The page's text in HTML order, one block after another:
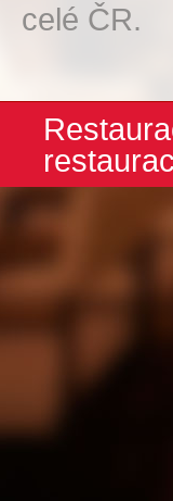
celé ČR.